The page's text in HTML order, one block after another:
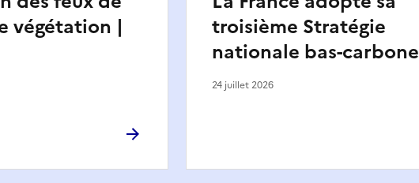
végétation |
troisième Stratégie
nationale bas-carbone
24 juillet 2026